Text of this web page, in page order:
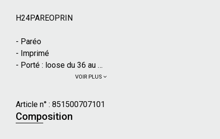
H24PAREOPRIN
- Paréo
- Imprimé
- Porté : loose du 36 au 44
VOIR PLUS
Article n° : 851500707101
Composition